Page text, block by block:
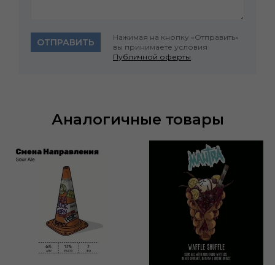
ОТПРАВИТЬ
Нажимая на кнопку «Отправить»
вы принимаете условия
Публичной оферты
Аналогичные товары